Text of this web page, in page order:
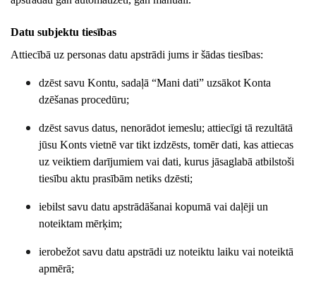
Datu subjektu tiesības
Attiecībā uz personas datu apstrādi jums ir šādas tiesības:
dzēst savu Kontu, sadaļā “Mani dati” uzsākot Konta
dzēšanas procedūru;
dzēst savus datus, nenorādot iemeslu; attiecīgi tā rezultātā
jūsu Konts vietnē var tikt izdzēsts, tomēr dati, kas attiecas
uz veiktiem darījumiem vai dati, kurus jāsaglabā atbilstoši
tiesību aktu prasībām netiks dzēsti;
iebilst savu datu apstrādāšanai kopumā vai daļēji un
noteiktam mērķim;
ierobežot savu datu apstrādi uz noteiktu laiku vai noteiktā
apmērā;